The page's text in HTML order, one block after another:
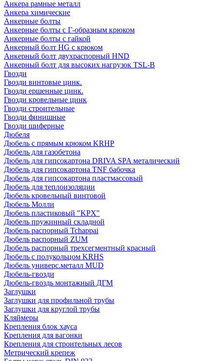
Анкера рамные металл
Анкера химические
Анкерные болты
Анкерные болты с Г-образным крюком
Анкерные болты с гайкой
Анкерный болт HG с крюком
Анкерный болт двухраспорный HND
Анкерный болт для высоких нагрузок TSL-B
Гвозди
Гвозди винтовые цинк.
Гвозди ершенные цинк.
Гвозди кровельные цинк
Гвозди строительные
Гвозди финишные
Гвозди шиферные
Дюбеля
Дюбель с прямым крюком KRHP
Дюбель для газобетона
Дюбель для гипсокартона DRIVA SPA металический
Дюбель для гипсокартона TNF бабочка
Дюбель для гипсокартона пластмассовый
Дюбель для теплоизоляции
Дюбель кровельный винтовой
Дюбель Молли
Дюбель пластиковый "KPX"
Дюбель пружинный складной
Дюбель распорный Tchappai
Дюбель распорный ZUM
Дюбель распорный трехсегментный красный
Дюбель с полукольцом KRHS
Дюбель универс.металл MUD
Дюбель-гвозди
Дюбель-гвоздь монтажный ДГМ
Заглушки
Заглушки для профильной трубы
Заглушки для круглой трубы
Кляймеры
Крепления блок хауса
Крепления для вагонки
Крепления для строительных лесов
Метрический крепеж